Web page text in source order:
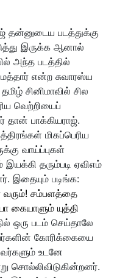
தன்னுடைய படத்துக்கு
இருக்க ஆனால்
அந்த படத்தில்
என்ற சுவாரஸ்ய
தமிழ் சினிமாவில் சில
வெற்றியைப்
தான் பாக்கியராஜ்.
மிகப்பெரிய
வாய்ப்புகள்
இயக்கி தரும்படி ஏவிஎம்
இதையும் படிங்க:
வரும்! சம்பளத்தை
கையாளும் யுத்தி
ஒரு படம் செய்தாலே
கோரிக்கையை
உடனே
சொல்லிவிடுகின்றனர்.